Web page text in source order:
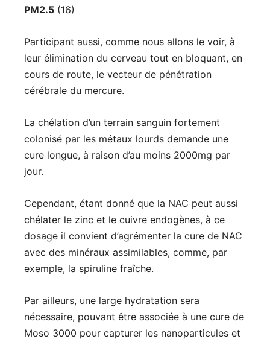
PM2.5 (16)
Participant aussi, comme nous allons le voir, à
leur élimination du cerveau tout en bloquant, en
cours de route, le vecteur de pénétration
cérébrale du mercure.
La chélation d’un terrain sanguin fortement
colonisé par les métaux lourds demande une
cure longue, à raison d’au moins 2000mg par
jour.
Cependant, étant donné que la NAC peut aussi
chélater le zinc et le cuivre endogènes, à ce
dosage il convient d’agrémenter la cure de NAC
avec des minéraux assimilables, comme, par
exemple, la spiruline fraîche.
Par ailleurs, une large hydratation sera
nécessaire, pouvant être associée à une cure de
Moso 3000 pour capturer les nanoparticules et